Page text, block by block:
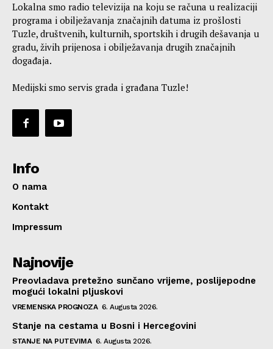
Lokalna smo radio televizija na koju se računa u realizaciji
programa i obilježavanja značajnih datuma iz prošlosti
Tuzle, društvenih, kulturnih, sportskih i drugih dešavanja u
gradu, živih prijenosa i obilježavanja drugih značajnih
događaja.
Medijski smo servis grada i građana Tuzle!
Info
O nama
Kontakt
Impressum
Najnovije
Preovladava pretežno sunčano vrijeme, poslijepodne
mogući lokalni pljuskovi
VREMENSKA PROGNOZA 6. Augusta 2026.
Stanje na cestama u Bosni i Hercegovini
STANJE NA PUTEVIMA 6. Augusta 2026.